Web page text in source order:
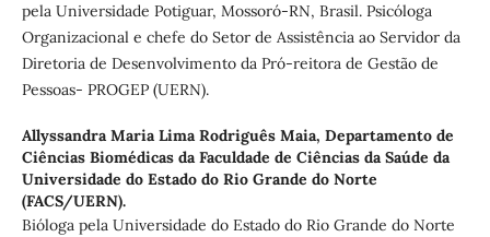
pela Universidade Potiguar, Mossoró-RN, Brasil. Psicóloga
Organizacional e chefe do Setor de Assistência ao Servidor da
Diretoria de Desenvolvimento da Pró-reitora de Gestão de
Pessoas- PROGEP (UERN).
Allyssandra Maria Lima Rodriguês Maia, Departamento de
Ciências Biomédicas da Faculdade de Ciências da Saúde da
Universidade do Estado do Rio Grande do Norte
(FACS/UERN).
Bióloga pela Universidade do Estado do Rio Grande do Norte